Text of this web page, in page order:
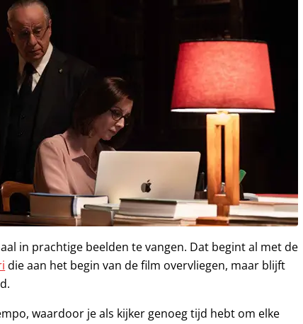
in prachtige beelden te vangen. Dat begint al met de
die aan het begin van de film overvliegen, maar blijft
waardoor je als kijker genoeg tijd hebt om elke